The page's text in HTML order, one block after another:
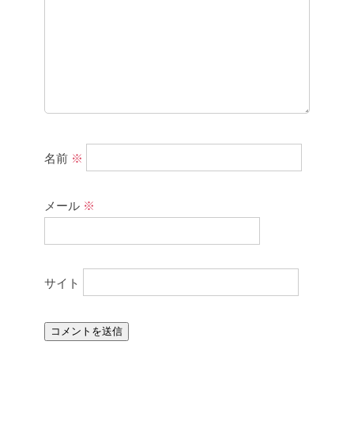
名前 ※
メール ※
サイト